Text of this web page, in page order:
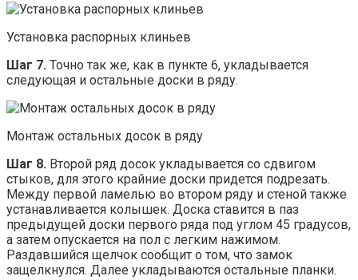
Установка распорных клиньев
Шаг 7. Точно так же, как в пункте 6, укладывается
следующая и остальные доски в ряду.
Монтаж остальных досок в ряду
Шаг 8. Второй ряд досок укладывается со сдвигом
стыков, для этого крайние доски придется подрезать.
Между первой ламелью во втором ряду и стеной также
устанавливается колышек. Доска ставится в паз
предыдущей доски первого ряда под углом 45 градусов,
а затем опускается на пол с легким нажимом.
Раздавшийся щелчок сообщит о том, что замок
защелкнулся. Далее укладываются остальные планки.